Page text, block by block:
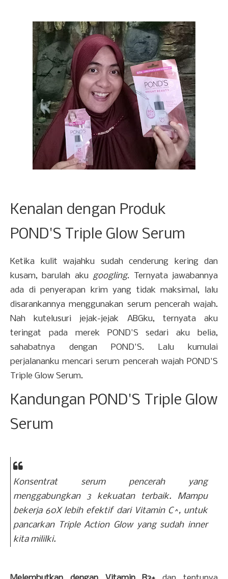
Kenalan dengan Produk
POND'S Triple Glow Serum
Ketika kulit wajahku sudah cenderung kering dan
kusam, barulah aku googling. Ternyata jawabannya
ada di penyerapan krim yang tidak maksimal, lalu
disarankannya menggunakan serum pencerah wajah.
Nah kutelusuri jejak-jejak ABGku, ternyata aku
teringat pada merek POND'S sedari aku belia,
sahabatnya dengan POND'S. Lalu kumulai
perjalananku mencari serum pencerah wajah POND'S
Triple Glow Serum.
Kandungan POND'S Triple Glow
Serum
Konsentrat serum pencerah yang
menggabungkan 3 kekuatan terbaik. Mampu
bekerja 60X lebih efektif dari Vitamin C^, untuk
pancarkan Triple Action Glow yang sudah inner
kita mililki.